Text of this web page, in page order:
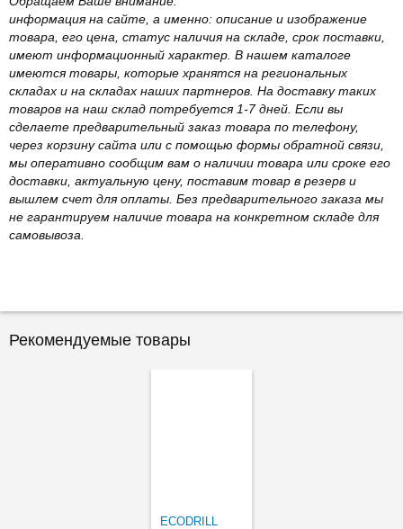
информация на сайте, а именно: описание и изображение
товара, его цена, статус наличия на складе, срок поставки,
имеют информационный характер. В нашем каталоге
имеются товары, которые хранятся на региональных
складах и на складах наших партнеров. На доставку таких
товаров на наш склад потребуется 1-7 дней. Если вы
сделаете предварительный заказ товара по телефону,
через корзину сайта или с помощью формы обратной связи,
мы оперативно сообщим вам о наличии товара или сроке его
доставки, актуальную цену, поставим товар в резерв и
вышлем счет для оплаты. Без предварительного заказа мы
не гарантируем наличие товара на конкретном складе для
самовывоза.
Рекомендуемые товары
ECODRILL